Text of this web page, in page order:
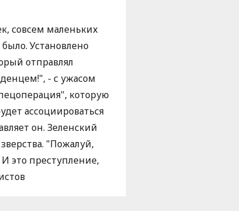
совсем маленьких
Установлено
отправлял
- с ужасом
которую
ассоциироваться
он. Зеленский
"Пожалуй,
И это преступление,